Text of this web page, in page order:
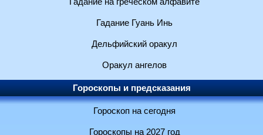
Гадание на греческом алфавите
Гадание Гуань Инь
Дельфийский оракул
Оракул ангелов
Гороскопы и предсказания
Гороскоп на сегодня
Гороскопы на 2027 год